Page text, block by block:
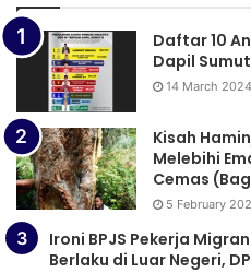
Daftar 10
Dapil
14 March 2024
Kisah
Melebihi
Cemas
5 February
Ironi BPJS Pekerja
Berlaku di Luar Negeri,